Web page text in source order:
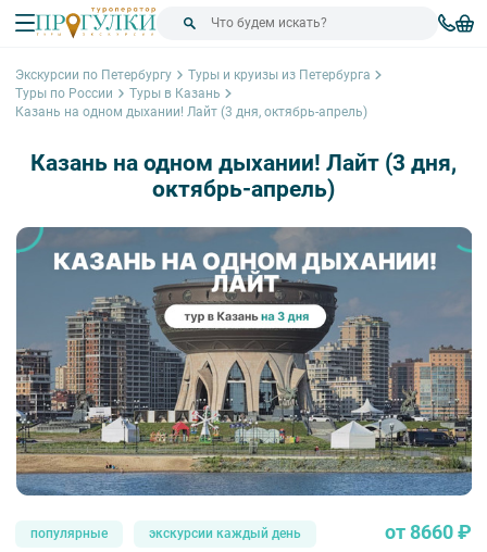
Экскурсии по Петербургу
Туры и круизы из Петербурга
Туры по России
Туры в Казань
Казань на одном дыхании! Лайт (3 дня, октябрь-апрель)
Казань на одном дыхании! Лайт (3 дня,
октябрь-апрель)
популярные экскурсии каждый день от 8660 ₽